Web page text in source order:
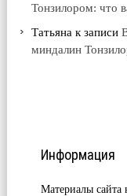
Тонзилором: что
Татьяна к записи
миндалин
Информация
Материалы сайта